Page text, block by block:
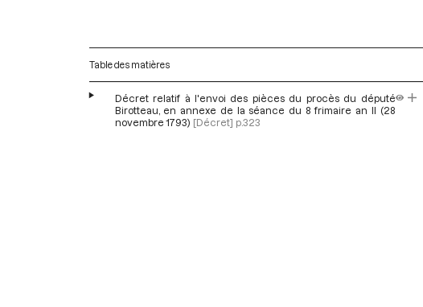
Table des matières
Décret relatif à l'envoi des pièces du procès du député
Birotteau, en annexe de la séance du 8 frimaire an II (28
novembre 1793) [Décret] p.323